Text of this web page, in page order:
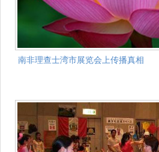
南非理查士湾市展览会上传播真相